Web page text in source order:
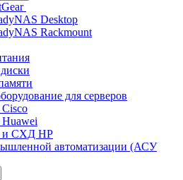
Desktop
Rackmount
для серверов
и СХД HP
автоматизации (АСУ